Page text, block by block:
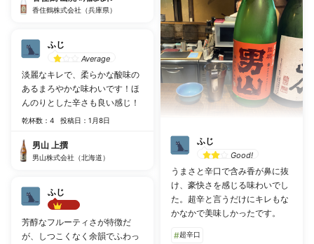
香住鶴株式会社（兵庫県）
ふじ
Average
淡麗なキレで、柔らかな酸味の
あるまろやかな味わいです！ほ
んのりとした辛さも良い感じ！
乾杯数：4 投稿日：1月8日
男山 上撰
男山株式会社（北海道）
ふじ
芳醇なフルーティさが特徴だ
が、しつこくなく余韻でふわっ
ふじ
Good!
うまさと辛口で含み香が鼻に抜
け、豪快さを感じる味わいでし
た。超辛と言うだけにキレもな
かなかで美味しかったです。
#超辛口